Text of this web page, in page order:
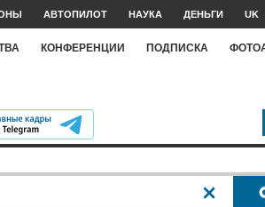
АВТОПИЛОТ НАУКА ДЕНЬГИ UK
КОНФЕРЕНЦИИ ПОДПИСКА